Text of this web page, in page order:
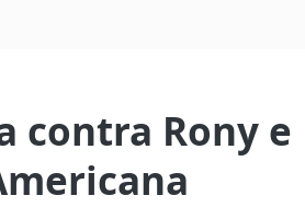
contra Rony e